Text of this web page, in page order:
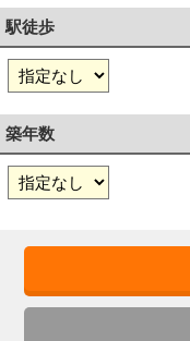
駅徒歩
築年数